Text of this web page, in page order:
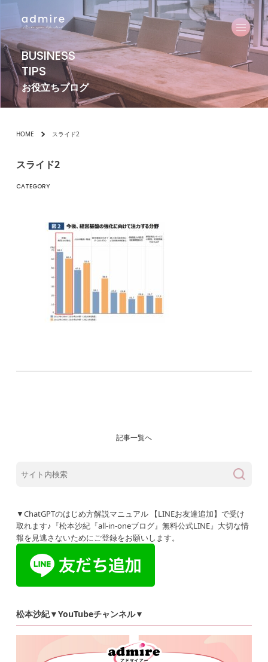
BUSINESS
TIPS
お役立ちブログ
HOME スライド2
スライド2
CATEGORY
記事一覧へ
▼ChatGPTのはじめ方解説マニュアル 【LINEお友達追加】で受け
取れます♪『松本沙紀『all-in-oneブログ』無料公式LINE』大切な情
報を見逃さないためにご登録をお願いします。
松本沙紀▼YouTubeチャンネル▼